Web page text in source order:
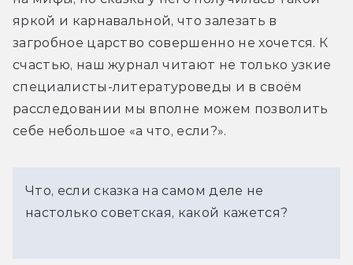
яркой и карнавальной, что залезать в
загробное царство совершенно не хочется. К
счастью, наш журнал читают не только узкие
специалисты-литературоведы и в своём
расследовании мы вполне можем позволить
себе небольшое «а что, если?».
Что, если сказка на самом деле не
настолько советская, какой кажется?